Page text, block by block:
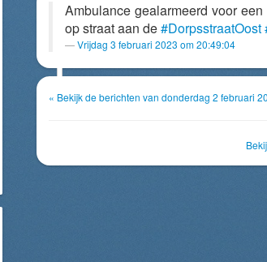
Ambulance gealarmeerd voor
op straat aan de#DorpsstraatOost
Vrijdag 3 februari 2023 om 20:49:04
« Bekijk de berichten van donderdag 2 februari